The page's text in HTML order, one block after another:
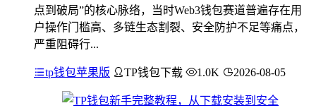
点到破局”的核心脉络，当时Web3钱包赛道普遍存在用
户操作门槛高、多链生态割裂、安全防护不足等痛点，
严重阻碍行...
tp钱包苹果版 TP钱包下载 1.0K 2026-08-05